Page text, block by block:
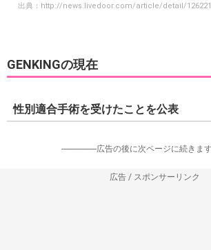
出典： http://news.livedoor.com/article/detail/
GENKINGの現在
性別適合手術を受けたことを公表
-----------------広告の後に次ページに続きます
広告 / スポンサーリンク